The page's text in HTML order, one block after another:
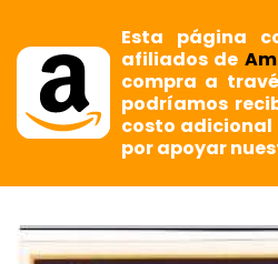
Esta página
afiliados de
compra a
podríamos
costo adicional
por apoyar